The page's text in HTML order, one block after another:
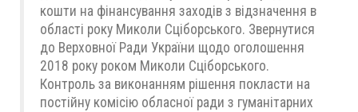
кошти на фінансування заходів з відзначення в
області року Миколи Сціборського. Звернутися
до Верховної Ради України щодо оголошення
2018 року роком Миколи Сціборського.
Контроль за виконанням рішення покласти на
постійну комісію обласної ради з гуманітарних